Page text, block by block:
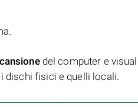
del computer e
dischi fisici e quelli locali.